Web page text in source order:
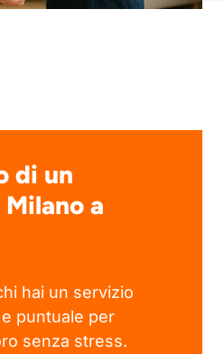
di un
a
hai un servizio
puntuale per
senza stress.